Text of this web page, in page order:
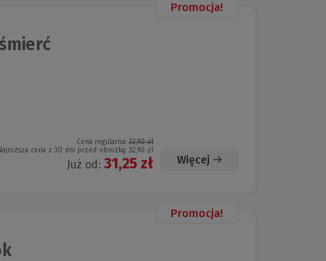
Promocja!
Cena regularna: 32,90 zł
cena z 30 dni przed obniżką: 32,90 zł
Już od: 31,25 zł Więcej
Promocja!